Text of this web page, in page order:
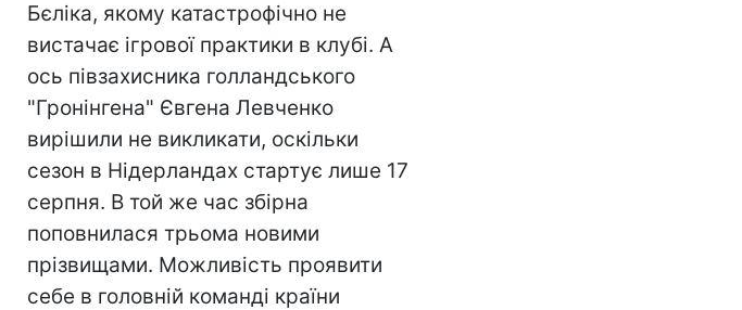
Бєліка, якому катастрофічно не
вистачає ігрової практики в клубі. А
ось півзахисника голландського
"Гронінгена" Євгена Левченко
вирішили не викликати, оскільки
сезон в Нідерландах стартує лише 17
серпня. В той же час збірна
поповнилася трьома новими
прізвищами. Можливість проявити
себе в головній команді країни